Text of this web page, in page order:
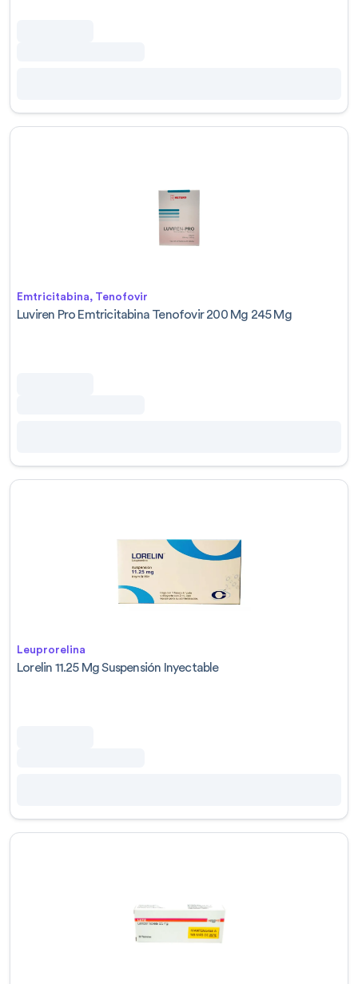
Emtricitabina, Tenofovir
Luviren Pro Emtricitabina Tenofovir 200 Mg 245 Mg
Leuprorelina
Lorelin 11.25 Mg Suspensión Inyectable